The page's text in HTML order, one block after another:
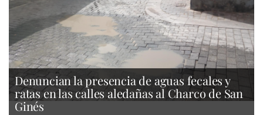
Denuncian la presencia de aguas fecales y
ratas en las calles aledañas al Charco de San
Ginés